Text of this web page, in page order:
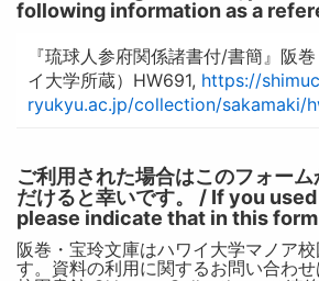
following information as a
『琉球人参府関係諸書付/書簡』阪
イ大学所蔵）HW691, https://
ryukyu.ac.jp/collection/sakamaki/
ご利用された場合はこのフォー
だけると幸いです。 / If you
please indicate that in this
阪巻・宝玲文庫はハワイ大学マノア
す。資料の利用に関するお問い合わ